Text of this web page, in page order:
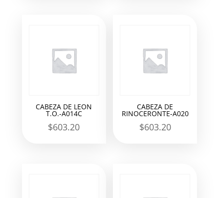
CABEZA DE LEON
T.O.-A014C
$603.20
CABEZA DE
RINOCERONTE-A020
$603.20